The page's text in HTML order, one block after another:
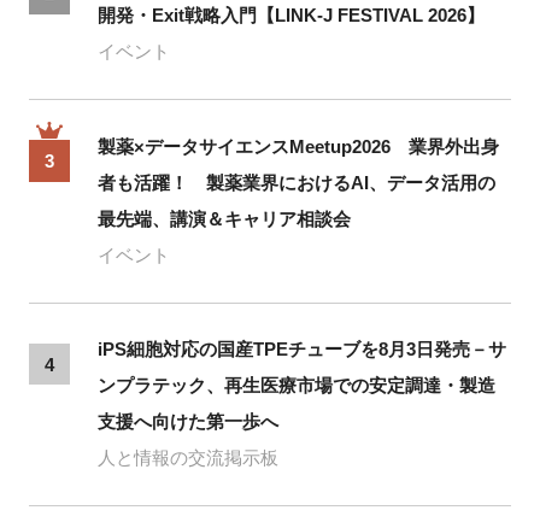
開発・Exit戦略入門【LINK-J FESTIVAL 2026】
イベント
3
製薬×データサイエンスMeetup2026 業界外出身
者も活躍！ 製薬業界におけるAI、データ活用の
最先端、講演＆キャリア相談会
イベント
4
iPS細胞対応の国産TPEチューブを8月3日発売－サ
ンプラテック、再生医療市場での安定調達・製造
支援へ向けた第一歩へ
人と情報の交流掲示板